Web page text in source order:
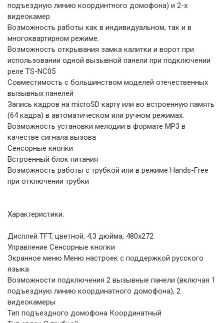
подъездную линию координтного домофона) и 2-х
видеокамер
Возможность работы как в индивидуальном, так и в
многоквартирном режиме.
Возможность открывания замка калитки и ворот при
использовании одной вызывной панели при подключении
реле TS-NC05
Совместимость с большинством моделей отечественных
вызывных панелей
Запись кадров на microSD карту или во встроенную память
(64 кадра) в автоматическом или ручном режимах.
Возможность установки мелодии в формате MP3 в
качестве сигнала вызова
Сенсорные кнопки
Встроенный блок питания
Возможность работы с трубкой или в режиме Hands-Free
при отключении трубки
Характеристики:
Дисплей TFT, цветной, 4,3 дюйма, 480x272
Управление Сенсорные кнопки
Экранное меню Меню настроек с поддержкой русского
языка
Возможности подключения 2 вызывные панели (включая 1
подъездную линию координатного домофона), 2
видеокамеры
Тип подъездного домофона Координатный